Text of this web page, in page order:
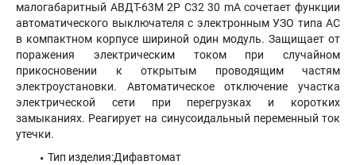
малогабаритный АВДТ-63М 2P C32 30 mA сочетает функции
автоматического выключателя с электронным УЗО типа AC
в компактном корпусе шириной один модуль. Защищает от
поражения электрическим током при случайном
прикосновении к открытым проводящим частям
электроустановки. Автоматическое отключение участка
электрической сети при перегрузках и коротких
замыканиях. Реагирует на синусоидальный переменный ток
утечки.
Тип изделия:Дифавтомат